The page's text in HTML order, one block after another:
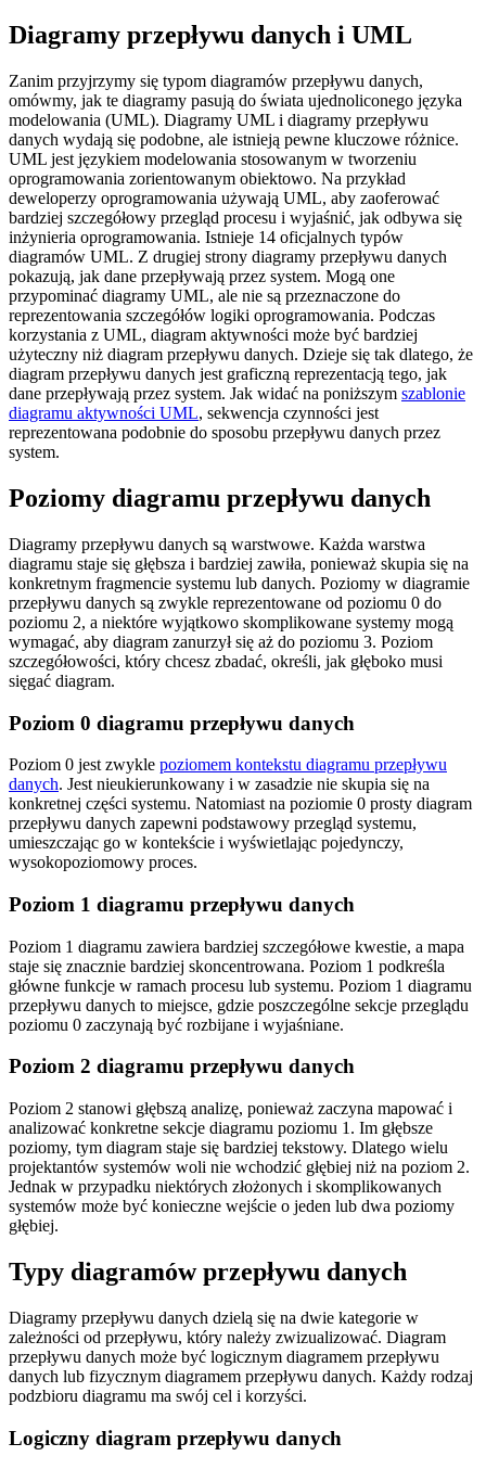
Diagramy przepływu danych i UML
Zanim przyjrzymy się typom diagramów przepływu danych,
omówmy, jak te diagramy pasują do świata ujednoliconego języka
modelowania (UML). Diagramy UML i diagramy przepływu
danych wydają się podobne, ale istnieją pewne kluczowe różnice.
UML jest językiem modelowania stosowanym w tworzeniu
oprogramowania zorientowanym obiektowo. Na przykład
deweloperzy oprogramowania używają UML, aby zaoferować
bardziej szczegółowy przegląd procesu i wyjaśnić, jak odbywa się
inżynieria oprogramowania. Istnieje 14 oficjalnych typów
diagramów UML. Z drugiej strony diagramy przepływu danych
pokazują, jak dane przepływają przez system. Mogą one
przypominać diagramy UML, ale nie są przeznaczone do
reprezentowania szczegółów logiki oprogramowania. Podczas
korzystania z UML, diagram aktywności może być bardziej
użyteczny niż diagram przepływu danych. Dzieje się tak dlatego, że
diagram przepływu danych jest graficzną reprezentacją tego, jak
dane przepływają przez system. Jak widać na poniższym szablonie
diagramu aktywności UML, sekwencja czynności jest
reprezentowana podobnie do sposobu przepływu danych przez
system.
Poziomy diagramu przepływu danych
Diagramy przepływu danych są warstwowe. Każda warstwa
diagramu staje się głębsza i bardziej zawiła, ponieważ skupia się na
konkretnym fragmencie systemu lub danych. Poziomy w diagramie
przepływu danych są zwykle reprezentowane od poziomu 0 do
poziomu 2, a niektóre wyjątkowo skomplikowane systemy mogą
wymagać, aby diagram zanurzył się aż do poziomu 3. Poziom
szczegółowości, który chcesz zbadać, określi, jak głęboko musi
sięgać diagram.
Poziom 0 diagramu przepływu danych
Poziom 0 jest zwykle poziomem kontekstu diagramu przepływu
danych. Jest nieukierunkowany i w zasadzie nie skupia się na
konkretnej części systemu. Natomiast na poziomie 0 prosty diagram
przepływu danych zapewni podstawowy przegląd systemu,
umieszczając go w kontekście i wyświetlając pojedynczy,
wysokopoziomowy proces.
Poziom 1 diagramu przepływu danych
Poziom 1 diagramu zawiera bardziej szczegółowe kwestie, a mapa
staje się znacznie bardziej skoncentrowana. Poziom 1 podkreśla
główne funkcje w ramach procesu lub systemu. Poziom 1 diagramu
przepływu danych to miejsce, gdzie poszczególne sekcje przeglądu
poziomu 0 zaczynają być rozbijane i wyjaśniane.
Poziom 2 diagramu przepływu danych
Poziom 2 stanowi głębszą analizę, ponieważ zaczyna mapować i
analizować konkretne sekcje diagramu poziomu 1. Im głębsze
poziomy, tym diagram staje się bardziej tekstowy. Dlatego wielu
projektantów systemów woli nie wchodzić głębiej niż na poziom 2.
Jednak w przypadku niektórych złożonych i skomplikowanych
systemów może być konieczne wejście o jeden lub dwa poziomy
głębiej.
Typy diagramów przepływu danych
Diagramy przepływu danych dzielą się na dwie kategorie w
zależności od przepływu, który należy zwizualizować. Diagram
przepływu danych może być logicznym diagramem przepływu
danych lub fizycznym diagramem przepływu danych. Każdy rodzaj
podzbioru diagramu ma swój cel i korzyści.
Logiczny diagram przepływu danych